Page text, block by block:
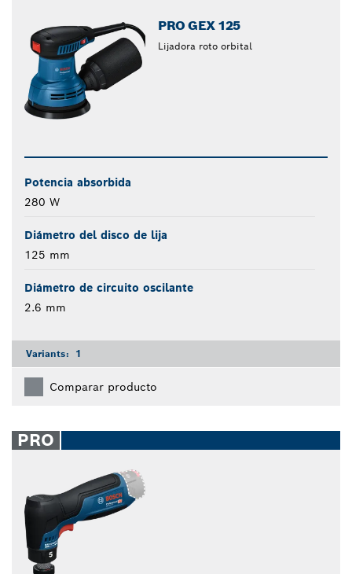
PRO GEX 125
Lijadora roto orbital
Potencia absorbida
280 W
Diámetro del disco de lija
125 mm
Diámetro de circuito oscilante
2.6 mm
Variants: 1
Comparar producto
PRO